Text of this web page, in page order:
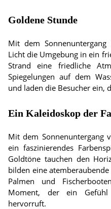
Goldene Stunde
Mit dem
Licht die Umgebung in ein
Strand eine friedliche
Spiegelungen auf dem
und laden die Besucher ein,
Ein Kaleidoskop der
Mit dem Sonnenuntergang
ein faszinierendes
Goldtöne tauchen den
bilden eine
Palmen und
Moment, der ein
hervorruft.